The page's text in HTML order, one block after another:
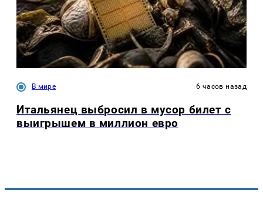
В мире 6 часов назад
Итальянец выбросил в мусор билет с
выигрышем в миллион евро